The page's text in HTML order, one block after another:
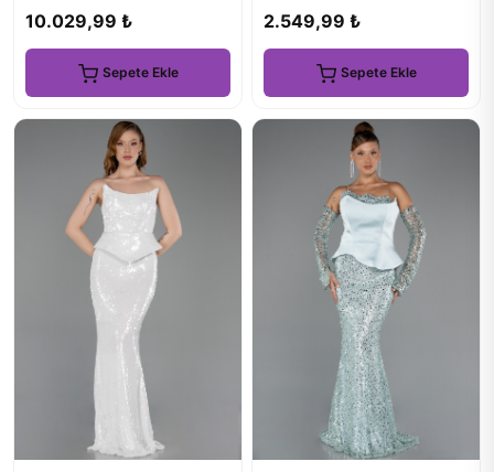
10.029,99 ₺
Sepete Ekle
2.549,99 ₺
Sepete Ekle